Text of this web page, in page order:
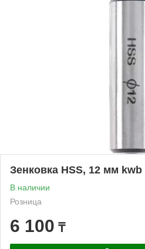
Зенковка HSS, 12 мм
В наличии
Розница
6 100 ₸